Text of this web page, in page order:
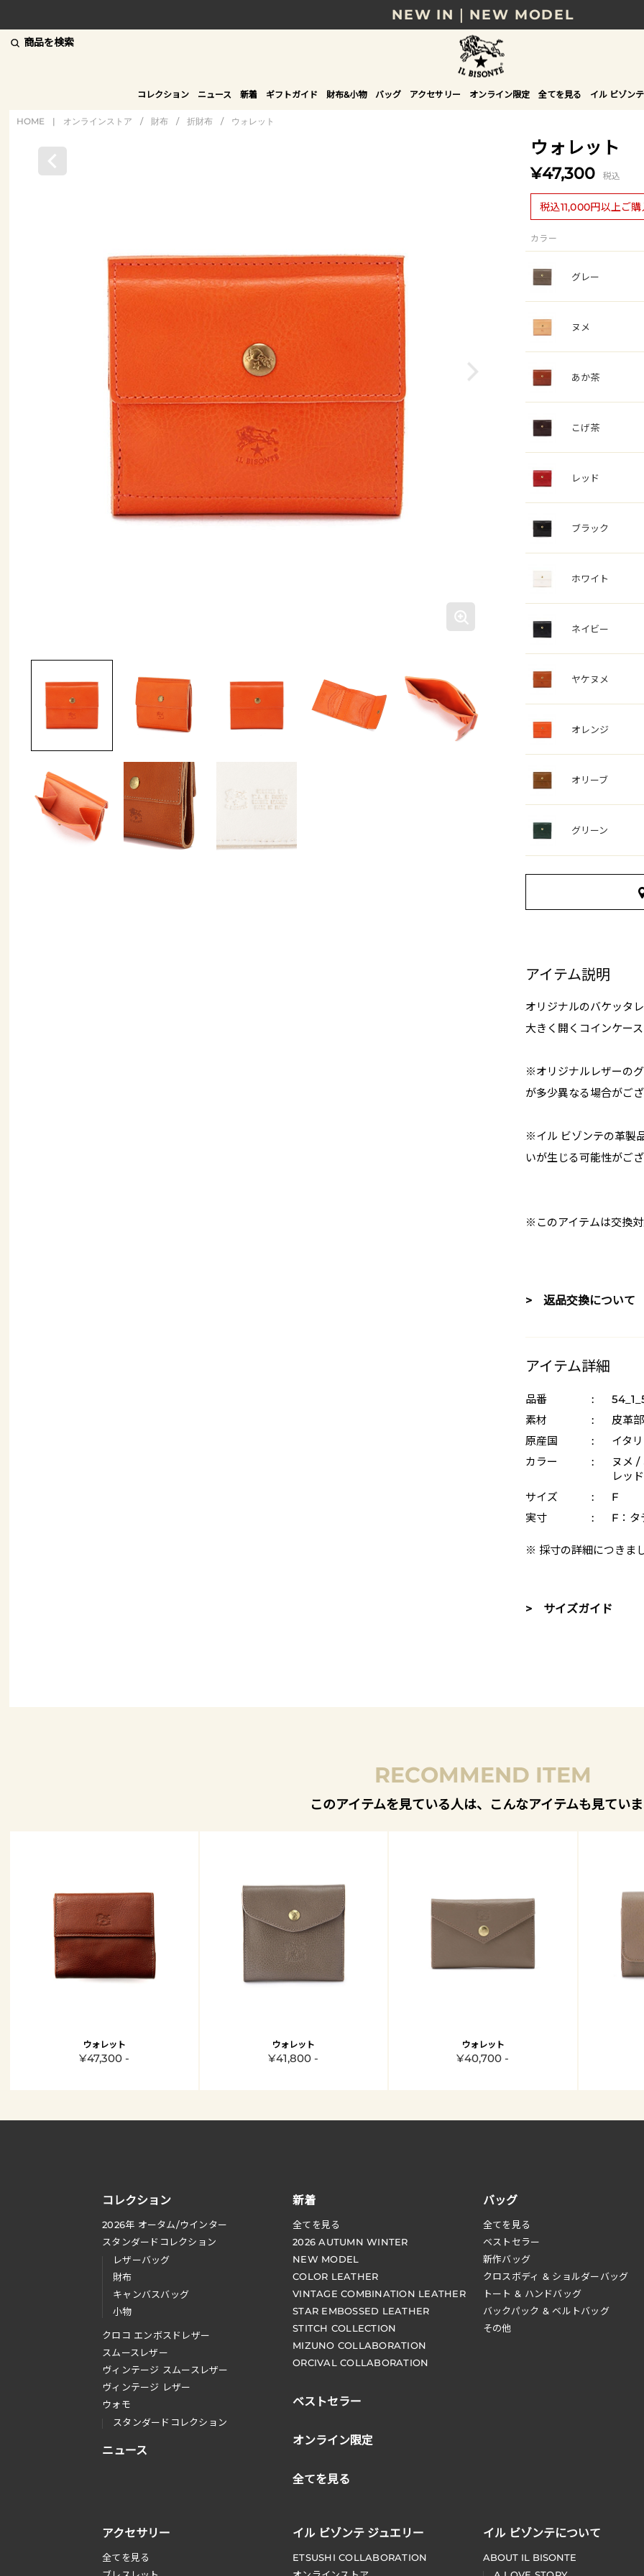
NEW IN｜NEW MODEL
8/17(月)10時まで｜税込11,000円以上で送料無
贈る相手やシーンから選べる、新しいギフトガ
NEW IN｜COLOR LEATHER
商品を検索
コレクション ニュース 新着 ギフトガイド 財布&小物 バッグ アクセサリー オンライン限定 全てを見る イル ビゾン
HOME | オンラインストア / 財布 / 折財布 / ウォレット
ウォレット
¥47,300 税込
税込11,000円以上ご
カラー
グレー
ヌメ
あか茶
こげ茶
レッド
ブラック
ホワイト
ネイビー
ヤケヌメ
オレンジ
オリーブ
グリーン
アイテム説明
オリジナルのバケッタ
大きく開くコインケー
※オリジナルレザーの
が多少異なる場合がご
※イル ビゾンテの革製
いが生じる可能性がご
※このアイテムは交換
> 返品交換について
アイテム詳細
品番 :
素材
:
皮革
原産国
:
イタ
カラー
:
ヌメ /
レッ
サイズ
:
F
実寸
: F：タ
※ 採寸の詳細につきま
> サイズガイド
RECOMMEND ITEM
このアイテムを見ている人は、こんなアイテムも見てい
ウォレット
¥47,300 -
ウォレット
¥41,800 -
ウォレット
¥40,700 -
コレクション
2026年 オータム/ウインター
スタンダードコレクション
レザーバッグ
財布
キャンバスバッグ
小物
クロコ エンボスドレザー
スムースレザー
ヴィンテージ スムースレザー
ヴィンテージ レザー
ウォモ
スタンダードコレクション
ニュース
新着
全てを見る
2026 AUTUMN WINTER
NEW MODEL
COLOR LEATHER
VINTAGE COMBINATION LEATHER
STAR EMBOSSED LEATHER
STITCH COLLECTION
MIZUNO COLLABORATION
ORCIVAL COLLABORATION
ベストセラー
オンライン限定
全てを見る
バッグ
全てを見る
ベストセラー
新作バッグ
クロスボディ & ショルダーバッグ
トート & ハンドバッグ
バックパック & ベルトバッグ
その他
アクセサリー
全てを見る
イル ビゾンテ ジュエリー
ETSUSHI COLLABORATION
イル ビゾンテについて
ABOUT IL BISONTE